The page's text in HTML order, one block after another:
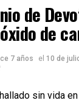
de
de
7 años el 10 de
sin vida